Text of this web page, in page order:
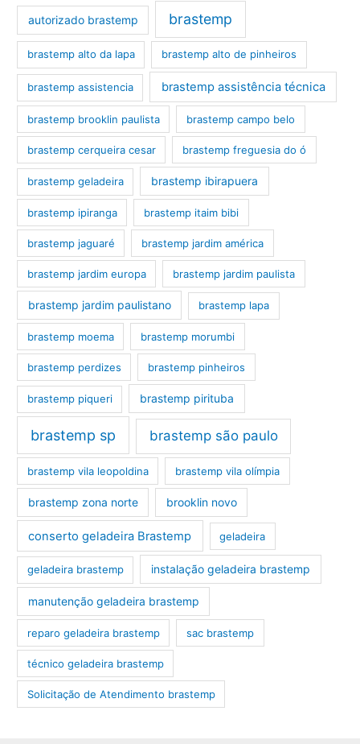
autorizado brastemp brastemp
brastemp alto da lapa brastemp alto de pinheiros
brastemp assistencia brastemp assistência técnica
brastemp brooklin paulista brastemp campo belo
brastemp cerqueira cesar brastemp freguesia do ó
brastemp geladeira brastemp ibirapuera
brastemp ipiranga brastemp itaim bibi
brastemp jaguaré brastemp jardim américa
brastemp jardim europa brastemp jardim paulista
brastemp jardim paulistano brastemp lapa
brastemp moema brastemp morumbi
brastemp perdizes brastemp pinheiros
brastemp piqueri brastemp pirituba
brastemp sp brastemp são paulo
brastemp vila leopoldina brastemp vila olímpia
brastemp zona norte brooklin novo
conserto geladeira Brastemp geladeira
geladeira brastemp instalação geladeira brastemp
manutenção geladeira brastemp
reparo geladeira brastemp sac brastemp
técnico geladeira brastemp
‎Solicitação de Atendimento brastemp